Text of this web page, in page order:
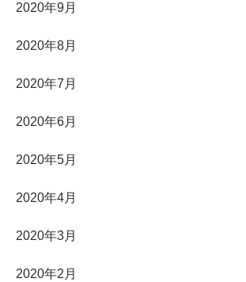
2020年9月
2020年8月
2020年7月
2020年6月
2020年5月
2020年4月
2020年3月
2020年2月